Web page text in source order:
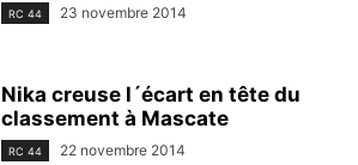
RC 44 23 novembre 2014
Nika creuse l´écart en tête du
classement à Mascate
RC 44 22 novembre 2014